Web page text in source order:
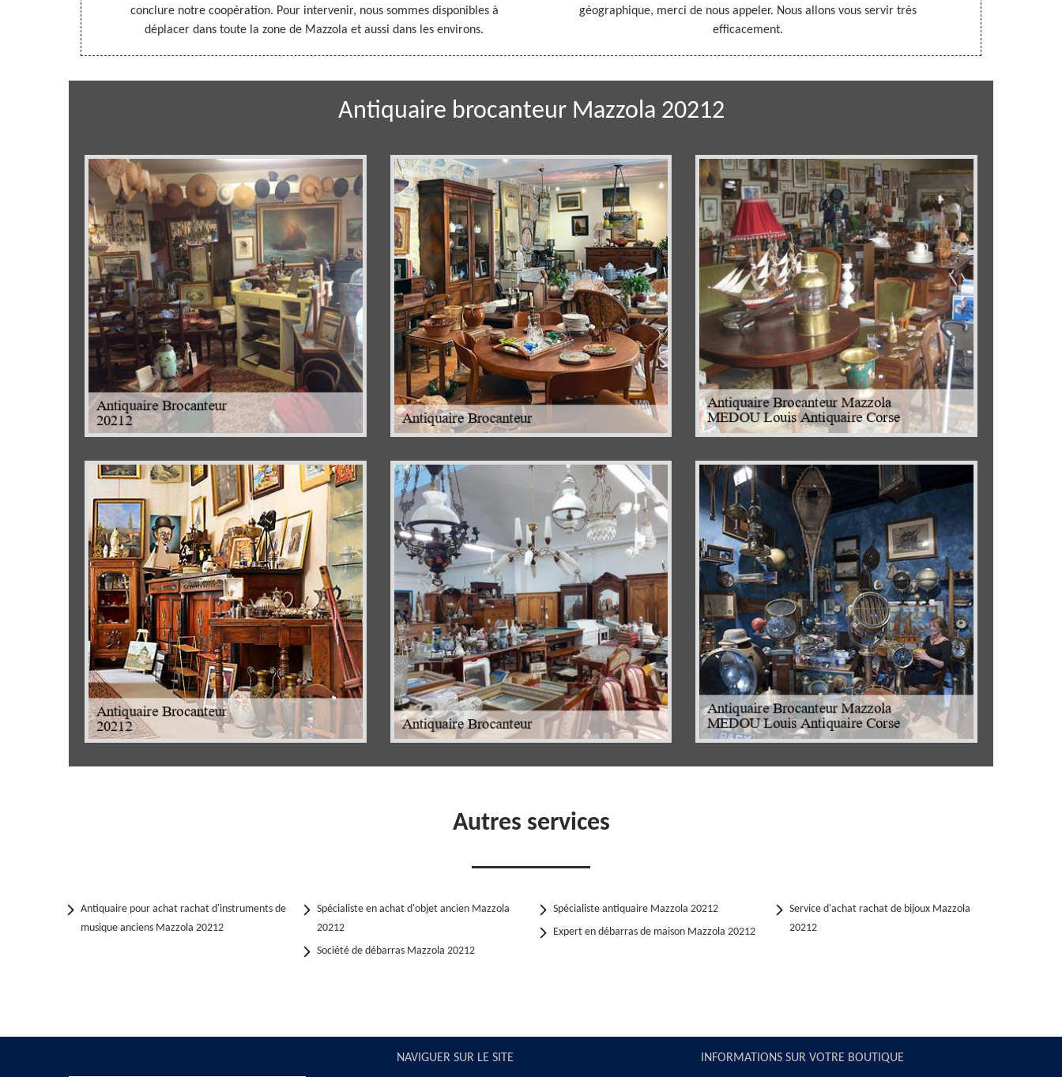
conclure notre coopération. Pour intervenir, nous sommes disponibles à
déplacer dans toute la zone de Mazzola et aussi dans les environs.
géographique, merci de nous appeler. Nous allons vous servir très
efficacement.
Antiquaire brocanteur Mazzola 20212
Autres services
Antiquaire pour achat rachat d'instruments de
musique anciens Mazzola 20212
Spécialiste en achat d'objet ancien Mazzola
20212
Société de débarras Mazzola 20212
Spécialiste antiquaire Mazzola 20212
Expert en débarras de maison Mazzola 20212
Service d'achat rachat de bijoux Mazzola
20212
NAVIGUER SUR LE SITE INFORMATIONS SUR VOTRE BOUTIQUE